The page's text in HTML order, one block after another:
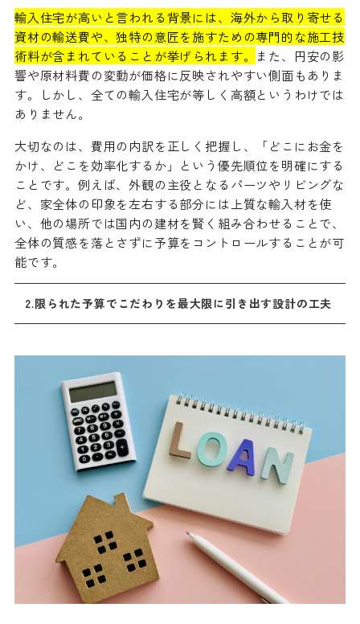
輸入住宅が高いと言われる背景には、海外から取り寄せる
資材の輸送費や、独特の意匠を施すための専門的な施工技
術料が含まれていることが挙げられます。 また、円安の影
響や原材料費の変動が価格に反映されやすい側面もありま
す。しかし、全ての輸入住宅が等しく高額というわけでは
ありません。
大切なのは、費用の内訳を正しく把握し、「どこにお金を
かけ、どこを効率化するか」という優先順位を明確にする
ことです。例えば、外観の主役となるパーツやリビングな
ど、家全体の印象を左右する部分には上質な輸入材を使
い、他の場所では国内の建材を賢く組み合わせることで、
全体の質感を落とさずに予算をコントロールすることが可
能です。
2.限られた予算でこだわりを最大限に引き出す設計の工夫